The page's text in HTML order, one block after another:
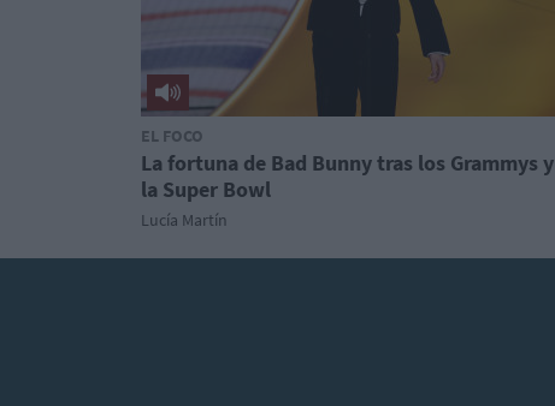
EL FOCO
La fortuna de Bad Bunny tras los Grammys y
la Super Bowl
Lucía Martín